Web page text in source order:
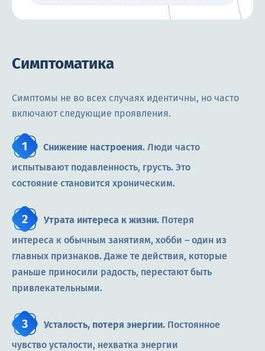
Симптоматика
Симптомы не во всех случаях идентичны, но часто
включают следующие проявления.
Снижение настроения. Люди часто
испытывают подавленность, грусть. Это
состояние становится хроническим.
Утрата интереса к жизни. Потеря
интереса к обычным занятиям, хобби – один из
главных признаков. Даже те действия, которые
раньше приносили радость, перестают быть
привлекательными.
Усталость, потеря энергии. Постоянное
чувство усталости, нехватка энергии